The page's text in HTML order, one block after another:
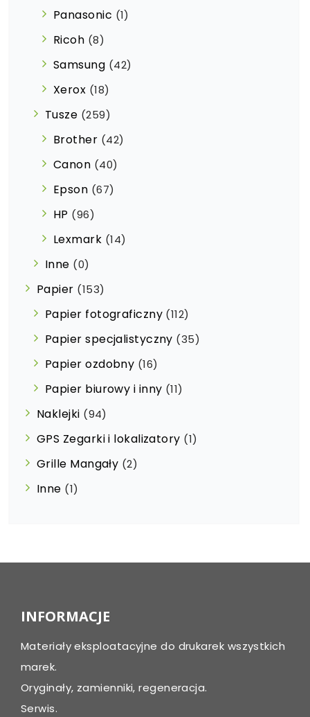
Panasonic (1)
Ricoh (8)
Samsung (42)
Xerox (18)
Tusze (259)
Brother (42)
Canon (40)
Epson (67)
HP (96)
Lexmark (14)
Inne (0)
Papier (153)
Papier fotograficzny (112)
Papier specjalistyczny (35)
Papier ozdobny (16)
Papier biurowy i inny (11)
Naklejki (94)
GPS Zegarki i lokalizatory (1)
Grille Mangały (2)
Inne (1)
INFORMACJE
Materiały eksploatacyjne do drukarek wszystkich
marek.
Oryginały, zamienniki, regeneracja.
Serwis.